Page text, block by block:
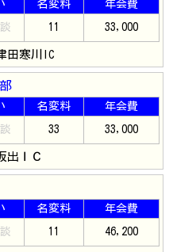
名変料 年会費
11 33,000
田寒川IC
名変料 年会費
33 33,000
出ＩＣ
名変料 年会費
11 46,200